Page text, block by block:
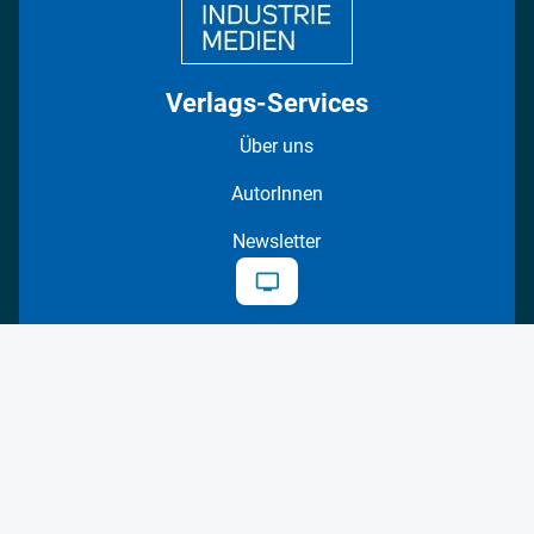
Verlags-Services
Über uns
AutorInnen
Newsletter
Abos